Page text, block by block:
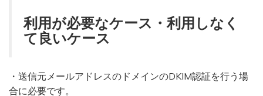
利用が必要なケース・利用しなく
て良いケース
・送信元メールアドレスのドメインのDKIM認証を行う場
合に必要です。